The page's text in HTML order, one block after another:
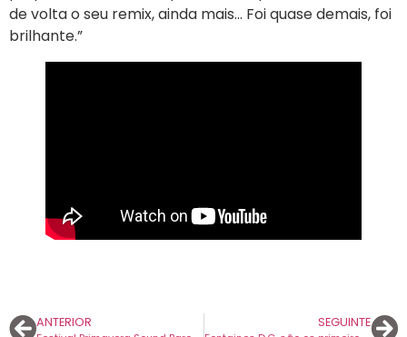
de volta o seu remix, ainda mais… Foi quase demais, foi
brilhante.”
ANTERIOR SEGUINTE